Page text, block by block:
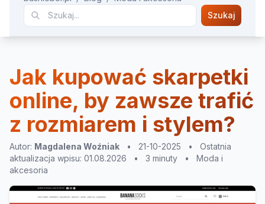
Szukaj
Jak kupować skarpetki
online, by zawsze trafić
z rozmiarem i stylem?
Autor: Magdalena Woźniak • 21-10-2025 •
Ostatnia
aktualizacja wpisu: 01.08.2026
• 3 minuty •
Moda i
akcesoria